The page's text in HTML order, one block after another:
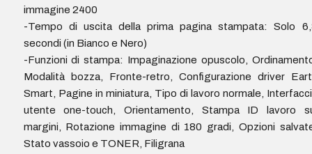
immagine 2400
-Tempo di uscita della prima pagina stampata: Solo
secondi (in Bianco e Nero)
-Funzioni di stampa: Impaginazione opuscolo,
Modalità bozza, Fronte-retro, Configurazione driver
Smart, Pagine in miniatura, Tipo di lavoro normale,
utente one-touch, Orientamento, Stampa ID lavoro
margini, Rotazione immagine di 180 gradi, Opzioni
Stato vassoio e TONER, Filigrana